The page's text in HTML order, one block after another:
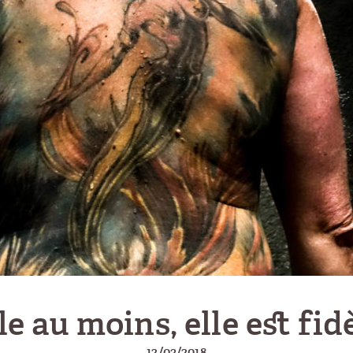
au moins, elle est